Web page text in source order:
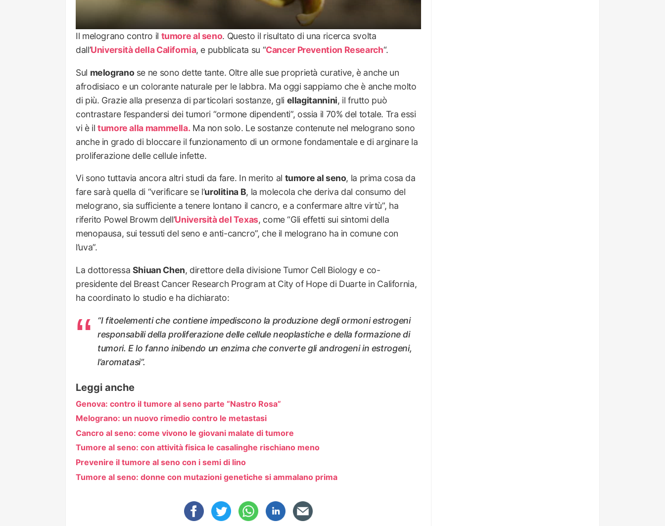
Il melograno contro il tumore al seno. Questo il risultato di una ricerca svolta
dall’Università della California, e pubblicata su “Cancer Prevention Research“.
Sul melograno se ne sono dette tante. Oltre alle sue proprietà curative, è anche un
afrodisiaco e un colorante naturale per le labbra. Ma oggi sappiamo che è anche molto
di più. Grazie alla presenza di particolari sostanze, gli ellagitannini, il frutto può
contrastare l’espandersi dei tumori “ormone dipendenti”, ossia il 70% del totale. Tra essi
vi è iltumore alla mammella. Ma non solo. Le sostanze contenute nel melograno sono
anche in grado di bloccare il funzionamento di un ormone fondamentale e di arginare la
proliferazione delle cellule infette.
Vi sono tuttavia ancora altri studi da fare. In merito al tumore al seno, la prima cosa da
fare sarà quella di “verificare se l’urolitina B, la molecola che deriva dal consumo del
melograno, sia sufficiente a tenere lontano il cancro, e a confermare altre virtù”, ha
riferito Powel Browm dell’Università del Texas, come “Gli effetti sui sintomi della
menopausa, sui tessuti del seno e anti-cancro”, che il melograno ha in comune con
l’uva”.
La dottoressa Shiuan Chen, direttore della divisione Tumor Cell Biology e co-
presidente del Breast Cancer Research Program at City of Hope di Duarte in California,
ha coordinato lo studio e ha dichiarato:
“I fitoelementi che contiene impediscono la produzione degli ormoni estrogeni
responsabili della proliferazione delle cellule neoplastiche e della formazione di
tumori. E lo fanno inibendo un enzima che converte gli androgeni in estrogeni,
l’aromatasi”.
Leggi anche
Genova: contro il tumore al seno parte “Nastro Rosa”
Melograno: un nuovo rimedio contro le metastasi
Cancro al seno: come vivono le giovani malate di tumore
Tumore al seno: con attività fisica le casalinghe rischiano meno
Prevenire il tumore al seno con i semi di lino
Tumore al seno: donne con mutazioni genetiche si ammalano prima